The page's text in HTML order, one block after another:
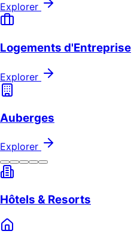
Explorer
Logements d'Entreprise
Explorer
Auberges
Explorer
Hôtels & Resorts